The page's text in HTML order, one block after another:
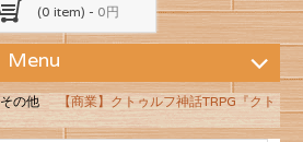
(0 item) - 0円
Menu
その他
【商業】クトゥルフ神話TRPG『クト